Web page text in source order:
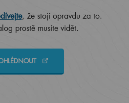
, že stojí opravdu za to.
prostě musíte vidět.